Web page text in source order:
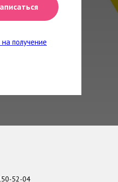
на получение
52-04